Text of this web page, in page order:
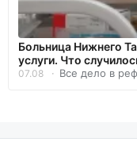
Больница Нижнего
услуги. Что
07.08 Все дело в